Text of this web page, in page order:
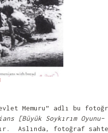
Memuru” adlı bu
[Büyük Soykırım
Aslında, fotoğraf